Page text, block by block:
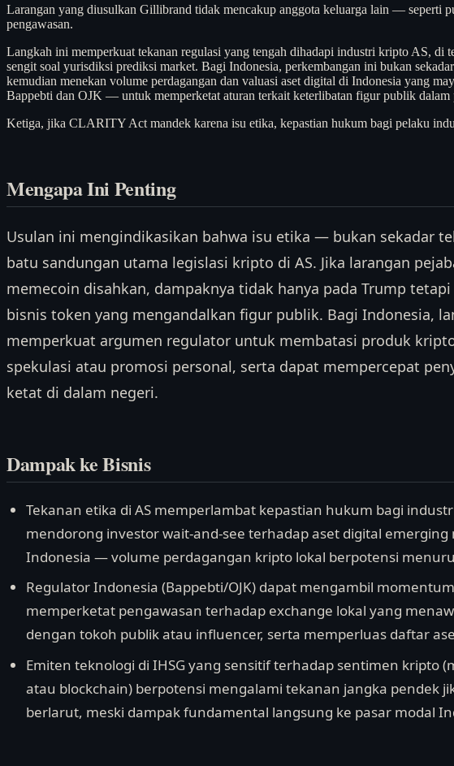
Larangan yang diusulkan Gillibrand tidak mencakup anggota keluarga lain — seperti
pengawasan.
Langkah ini memperkuat tekanan regulasi yang tengah dihadapi industri kripto AS, di
sengit soal yurisdiksi prediksi market. Bagi Indonesia, perkembangan ini bukan
kemudian menekan volume perdagangan dan valuasi aset digital di Indonesia yang
Bappebti dan OJK — untuk memperketat aturan terkait keterlibatan figur publik dalam
Ketiga, jika CLARITY Act mandek karena isu etika, kepastian hukum bagi pelaku
Mengapa Ini Penting
Usulan ini mengindikasikan bahwa isu etika — bukan sekadar
batu sandungan utama legislasi kripto di AS. Jika larangan
memecoin disahkan, dampaknya tidak hanya pada Trump
bisnis token yang mengandalkan figur publik. Bagi Indonesia,
memperkuat argumen regulator untuk membatasi produk
spekulasi atau promosi personal, serta dapat mempercepat
ketat di dalam negeri.
Dampak ke Bisnis
Tekanan etika di AS memperlambat kepastian hukum bagi
mendorong investor wait-and-see terhadap aset digital
Indonesia — volume perdagangan kripto lokal berpotensi
Regulator Indonesia (Bappebti/OJK) dapat mengambil
memperketat pengawasan terhadap exchange lokal yang
dengan tokoh publik atau influencer, serta memperluas daftar
Emiten teknologi di IHSG yang sensitif terhadap sentimen kripto
atau blockchain) berpotensi mengalami tekanan jangka pendek
berlarut, meski dampak fundamental langsung ke pasar modal